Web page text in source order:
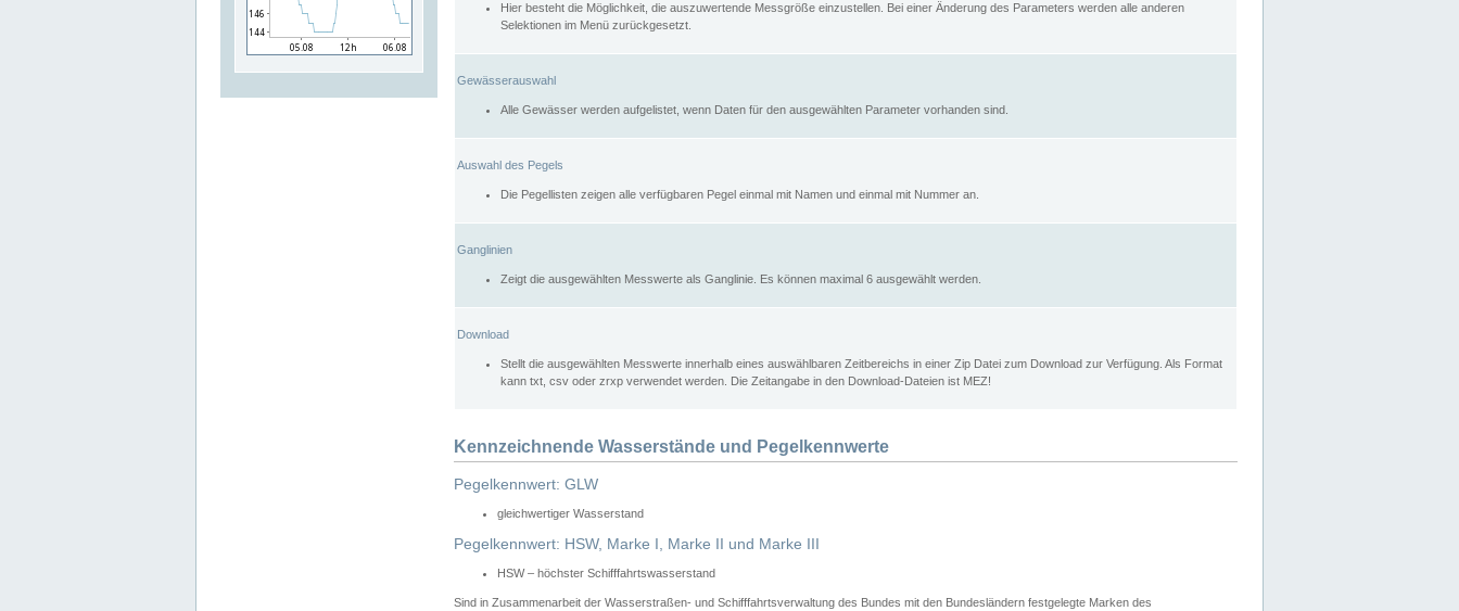
Hier besteht die Möglichkeit, die auszuwertende Messgröße einzustellen. Bei einer Änderung des Parameters werden alle anderen
Selektionen im Menü zurückgesetzt.
Gewässerauswahl
Alle Gewässer werden aufgelistet, wenn Daten für den ausgewählten Parameter vorhanden sind.
Auswahl des Pegels
Die Pegellisten zeigen alle verfügbaren Pegel einmal mit Namen und einmal mit Nummer an.
Ganglinien
Zeigt die ausgewählten Messwerte als Ganglinie. Es können maximal 6 ausgewählt werden.
Download
Stellt die ausgewählten Messwerte innerhalb eines auswählbaren Zeitbereichs in einer Zip Datei zum Download zur Verfügung. Als Format
kann txt, csv oder zrxp verwendet werden. Die Zeitangabe in den Download-Dateien ist MEZ!
Kennzeichnende Wasserstände und Pegelkennwerte
Pegelkennwert: GLW
gleichwertiger Wasserstand
Pegelkennwert: HSW, Marke I, Marke II und Marke III
HSW – höchster Schifffahrtswasserstand
Sind in Zusammenarbeit der Wasserstraßen- und Schifffahrtsverwaltung des Bundes mit den Bundesländern festgelegte Marken des